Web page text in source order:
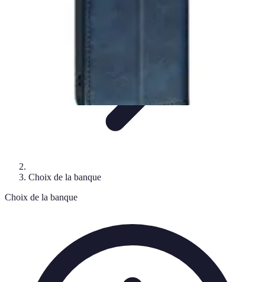
Choix de la banque
Choix de la banque